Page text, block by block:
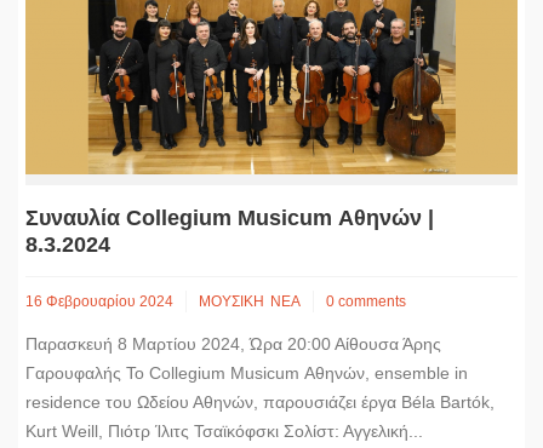
Συναυλία Collegium Musicum Αθηνών |
8.3.2024
16 Φεβρουαρίου 2024 ΜΟΥΣΙΚΗ ΝΕΑ 0 comments
Παρασκευή 8 Μαρτίου 2024, Ώρα 20:00 Αίθουσα Άρης
Γαρουφαλής Το Collegium Musicum Αθηνών, ensemble in
residence του Ωδείου Αθηνών, παρουσιάζει έργα Béla Bartók,
Kurt Weill, Πιότρ Ίλιτς Τσαϊκόφσκι Σολίστ: Αγγελική...